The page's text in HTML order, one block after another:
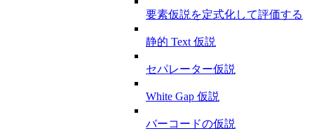
要素仮説を定式化して評価する
静的 Text 仮説
セパレーター仮説
White Gap 仮説
バーコードの仮説